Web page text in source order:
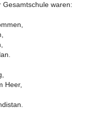
waren:
Heer,